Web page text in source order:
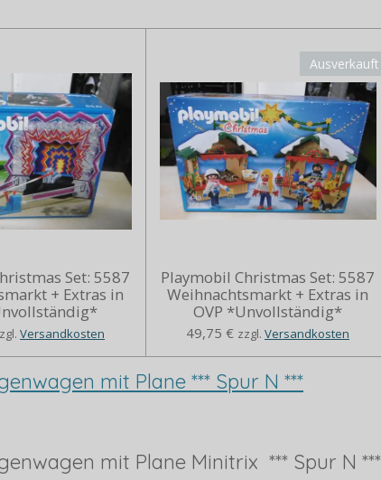
Set: 5587
+ Extras in
Versandkosten
Ausverkauft
Playmobil Christmas Set: 5587
Weihnachtsmarkt + Extras in
OVP *Unvollständig*
49,75 € zzgl. Versandkosten
mit Plane *** Spur N ***
mit Plane Minitrix *** Spur N ***